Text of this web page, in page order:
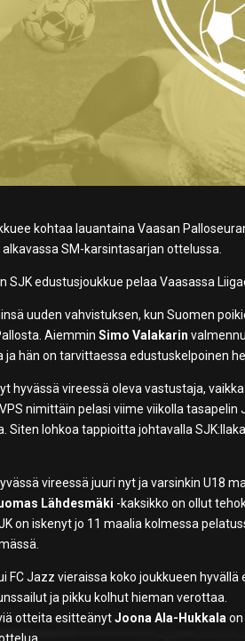
kohtaa lauantaina Vaasan
alkavassa SM-karsintasarjan ottelussa.
SJK edustusjoukkue pelaa Vaasassa
uuden vahvistuksen, kun Suomen
AiemminSimo Valakarin
ja hän on tarvittaessa edustuskelpoinen
hyvässä vireessä oleva vastustaja,
nimittäin pelasi viime viikolla
Siten lohkoa tappioitta johtavalla
vireessä juuri nyt ja varsinkin U18
Lähdesmäki -kaksikko on ollut
on iskenyt jo 11 maalia kolmessa
FC Jazz vieraissa koko joukkueen
ja pikku kolhut hieman verottaa.
otteita esitteänytJoona Ala-Hukkala